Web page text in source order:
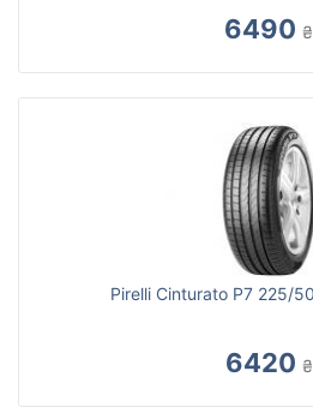
6490 ₴
Pirelli Cinturato P7 225/
6420 ₴